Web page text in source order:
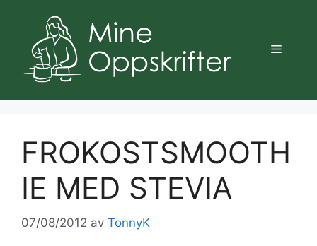
innhold
Meny
FROKOSTSMOOTH
IE MED STEVIA
07/08/2012 av TonnyK